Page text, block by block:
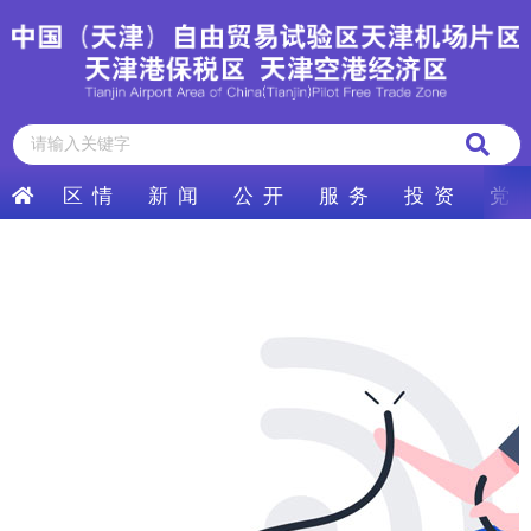
区 情 新 闻 公 开 服 务 投 资 党